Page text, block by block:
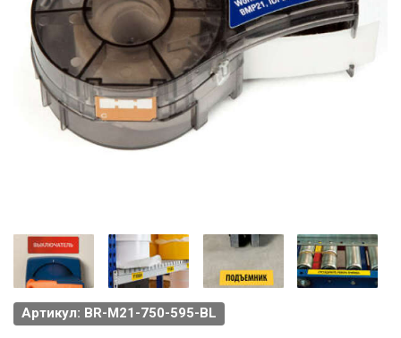
Артикул: BR-M21-750-595-BL